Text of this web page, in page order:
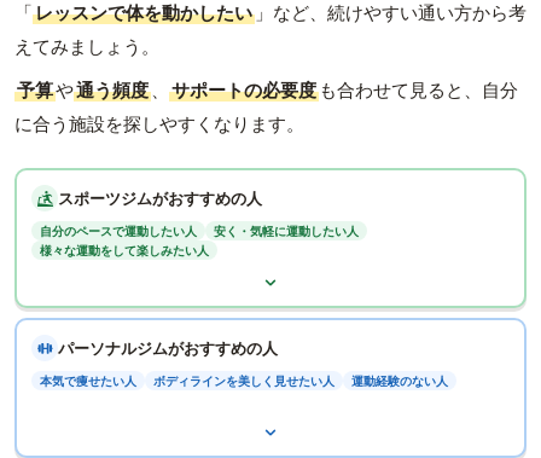
「レッスンで体を動かしたい 」など、続けやすい通い方から考
えてみましょう。
予算や通う頻度 、 サポートの必要度 も合わせて見ると、自分
に合う施設を探しやすくなります。
スポーツジムがおすすめの人
自分のペースで運動したい人
安く・気軽に運動したい人
様々な運動をして楽しみたい人
パーソナルジムがおすすめの人
本気で痩せたい人 ボディラインを美しく見せたい人 運動経験のない人